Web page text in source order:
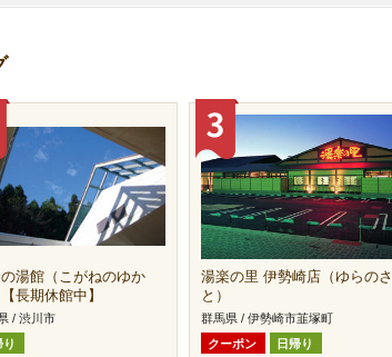
湯館（こがねのゆか
長期休館中】
/ 渋川市
り
湯楽の里 伊勢崎店（ゆらのさ
と）
群馬県 / 伊勢崎市韮塚町
クーポン
日帰り